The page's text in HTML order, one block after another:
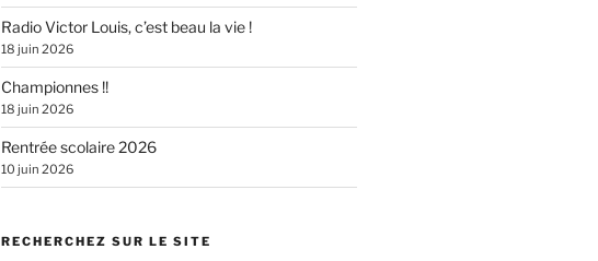
Radio Victor Louis, c’est beau la vie !
18 juin 2026
Championnes !!
18 juin 2026
Rentrée scolaire 2026
10 juin 2026
RECHERCHEZ SUR LE SITE